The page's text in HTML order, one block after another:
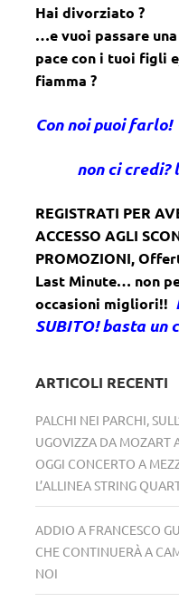
Hai divorziato ?
…e vuoi passare
pace con i tuoi figli
fiamma ?
Con noi puoi farlo!
non ci
REGISTRATI PER
ACCESSO AGLI
PROMOZIONI,
Last Minute… non
occasioni migliori!!
SUBITO! basta un
ARTICOLI RECENTI
PALCHI NEI PARCHI,
UGOVIZZA DA MOZART
OGGI CONCERTO A
L’ALLINEA STRING
ADDIO A FRANCESCO
CHE CONTINUERÀ A
NOI